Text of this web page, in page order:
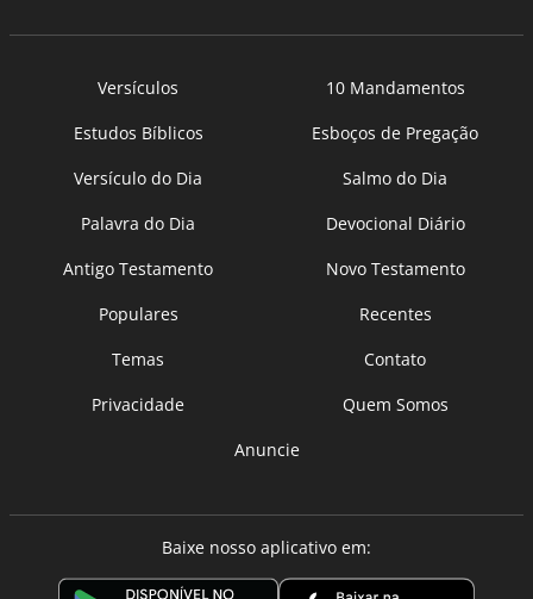
Versículos
10 Mandamentos
Estudos Bíblicos
Esboços de Pregação
Versículo do Dia
Salmo do Dia
Palavra do Dia
Devocional Diário
Antigo Testamento
Novo Testamento
Populares
Recentes
Temas
Contato
Privacidade
Quem Somos
Anuncie
Baixe nosso aplicativo em: